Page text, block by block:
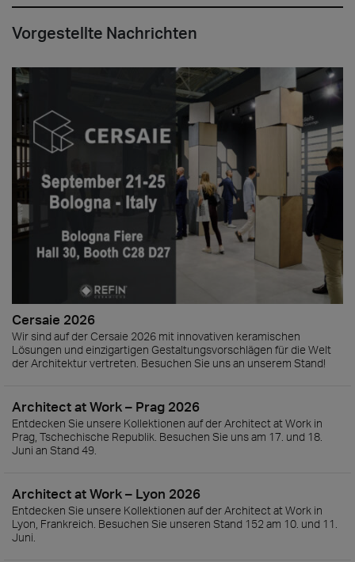
Vorgestellte Nachrichten
Cersaie 2026
Wir sind auf der Cersaie 2026 mit innovativen keramischen
Lösungen und einzigartigen Gestaltungsvorschlägen für die Welt
der Architektur vertreten. Besuchen Sie uns an unserem Stand!
Architect at Work – Prag 2026
Entdecken Sie unsere Kollektionen auf der Architect at Work in
Prag, Tschechische Republik. Besuchen Sie uns am 17. und 18.
Juni an Stand 49.
Architect at Work – Lyon 2026
Entdecken Sie unsere Kollektionen auf der Architect at Work in
Lyon, Frankreich. Besuchen Sie unseren Stand 152 am 10. und 11.
Juni.